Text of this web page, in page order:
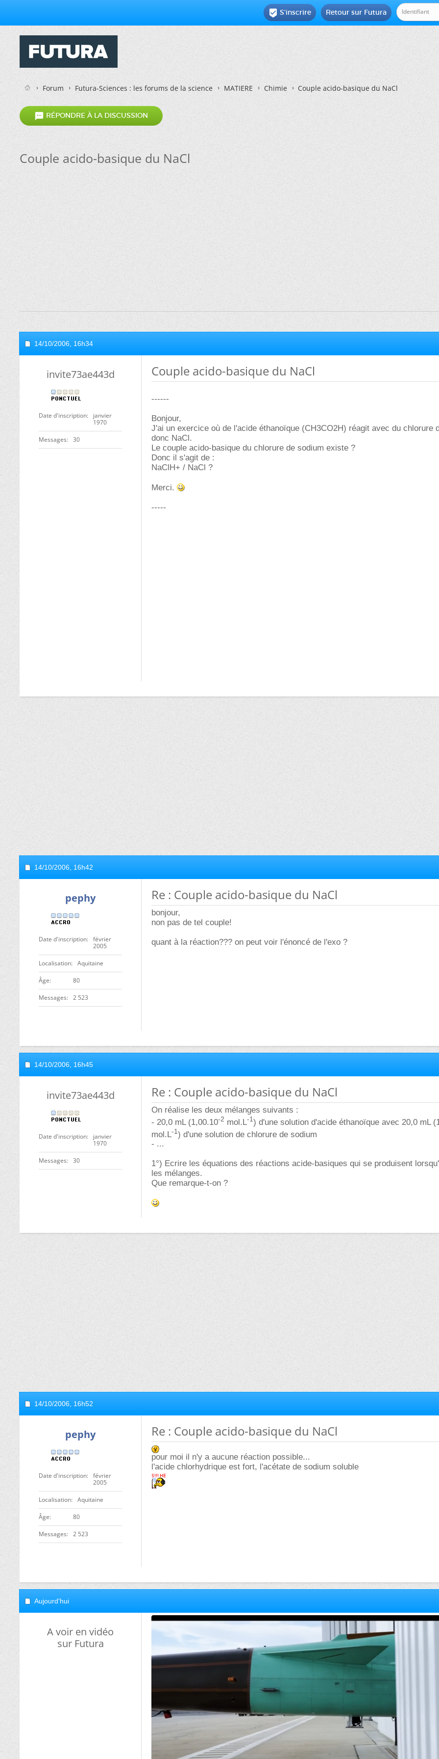
Retour sur Futura
 S'inscrire
Forum Futura-Sciences : les forums de la science MATIERE Chimie Couple acido-basique du NaCl
 RÉPONDRE À LA DISCUSSION
Couple acido-basique du NaCl
14/10/2006, 16h34
invite73ae443d
Date d'inscription
janvier
1970
Messages 30
Couple acido-basique du NaCl
------
Bonjour,
J'ai un exercice où de l'acide éthanoïque (CH3CO2H) réagit avec du chlorure
donc NaCl.
Le couple acido-basique du chlorure de sodium existe ?
Donc il s'agit de :
NaClH+ / NaCl ?
Merci.
-----
14/10/2006, 16h42
pephy
Date d'inscription
février
2005
Localisation Aquitaine
ge 80
Messages 2 523
Re : Couple acido-basique du NaCl
bonjour,
non pas de tel couple!
quant à la réaction??? on peut voir l'énoncé de l'exo ?
14/10/2006, 16h45
invite73ae443d
Date d'inscription
janvier
1970
Messages 30
Re : Couple acido-basique du NaCl
On réalise les deux mélanges suivants :
- 20,0 mL (1,00.10-2 mol.L-1) d'une solution d'acide éthanoïque avec 20,0 mL
mol.L-1) d'une solution de chlorure de sodium
- ...
1°) Ecrire les équations des réactions acide-basiques qui se produisent
les mélanges.
Que remarque-t-on ?
14/10/2006, 16h52
pephy
Date d'inscription
février
2005
Localisation Aquitaine
ge 80
Messages 2 523
Re : Couple acido-basique du NaCl
pour moi il n'y a aucune réaction possible...
l'acide chlorhydrique est fort, l'acétate de sodium soluble
Aujourd'hui
A voir en vidéo
sur Futura